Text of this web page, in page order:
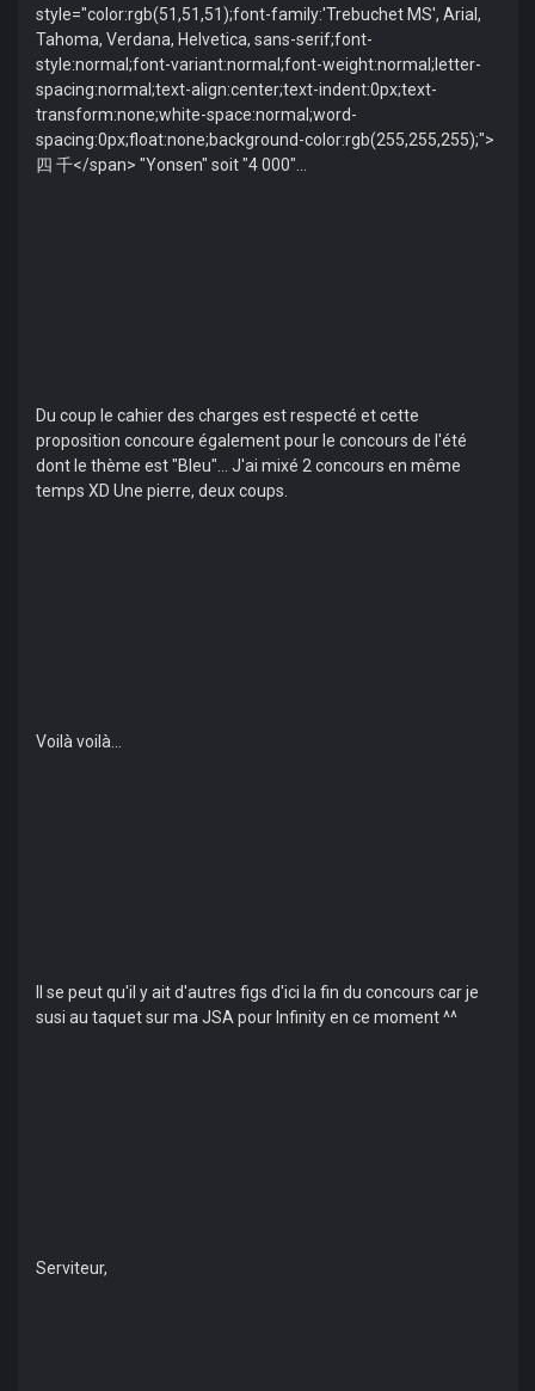
style="color:rgb(51,51,51);font-family:'Trebuchet MS', Arial,
Tahoma, Verdana, Helvetica, sans-serif;font-
style:normal;font-variant:normal;font-weight:normal;letter-
spacing:normal;text-align:center;text-indent:0px;text-
transform:none;white-space:normal;word-
spacing:0px;float:none;background-color:rgb(255,255,255);">
四 千</span> "Yonsen" soit "4 000"...
Du coup le cahier des charges est respecté et cette
proposition concoure également pour le concours de l'été
dont le thème est "Bleu"... J'ai mixé 2 concours en même
temps XD Une pierre, deux coups.
Voilà voilà...
Il se peut qu'il y ait d'autres figs d'ici la fin du concours car je
susi au taquet sur ma JSA pour Infinity en ce moment ^^
Serviteur,